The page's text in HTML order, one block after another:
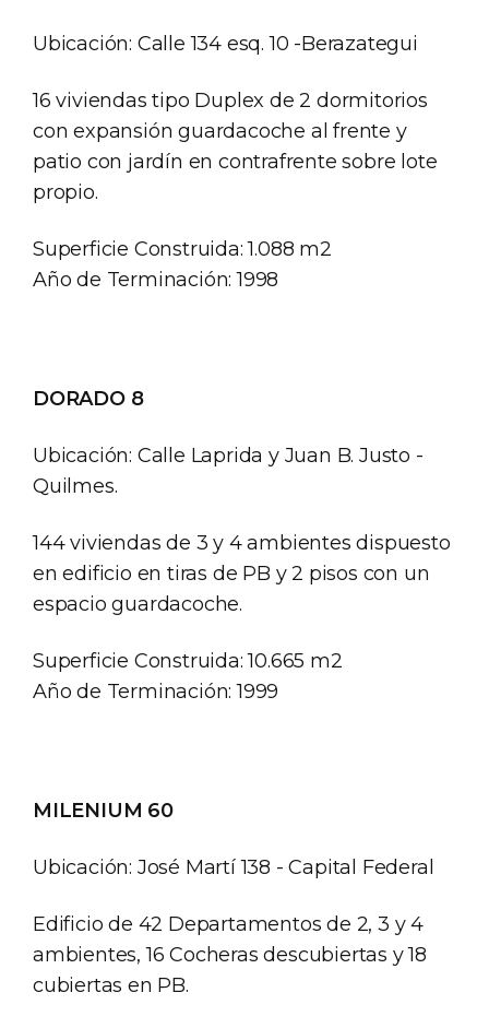
Ubicación: Calle 134 esq. 10 -Berazategui
16 viviendas tipo Duplex de 2 dormitorios
con expansión guardacoche al frente y
patio con jardín en contrafrente sobre lote
propio.
Superficie Construida: 1.088 m2
Año de Terminación: 1998
DORADO 8
Ubicación: Calle Laprida y Juan B. Justo -
Quilmes.
144 viviendas de 3 y 4 ambientes dispuesto
en edificio en tiras de PB y 2 pisos con un
espacio guardacoche.
Superficie Construida: 10.665 m2
Año de Terminación: 1999
MILENIUM 60
Ubicación: José Martí 138 - Capital Federal
Edificio de 42 Departamentos de 2, 3 y 4
ambientes, 16 Cocheras descubiertas y 18
cubiertas en PB.